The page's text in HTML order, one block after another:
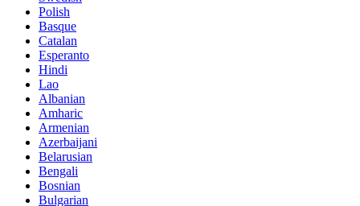
Polish
Basque
Catalan
Esperanto
Hindi
Lao
Albanian
Amharic
Armenian
Azerbaijani
Belarusian
Bengali
Bosnian
Bulgarian